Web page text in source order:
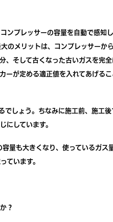
ンプレッサーの容量を自動で感知
のメリットは、コンプレッサーか
そして古くなった古いガスを完
ーが定める適正値を入れてあげる
しょう。ちなみに施工前、施工
にしています。
量も大きくなり、使っているガス
ています。
？